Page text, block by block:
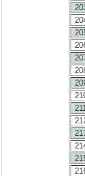
211